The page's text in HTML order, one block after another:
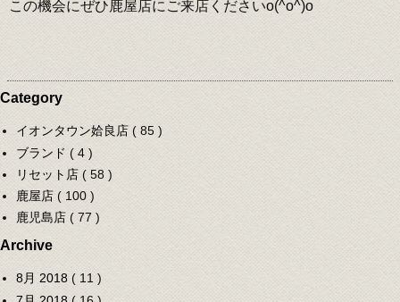
この機会にぜひ鹿屋店にご来店くださいo(^o^)o
Category
イオンタウン姶良店 ( 85 )
ブランド ( 4 )
リセット店 ( 58 )
鹿屋店 ( 100 )
鹿児島店 ( 77 )
Archive
8月 2018 ( 11 )